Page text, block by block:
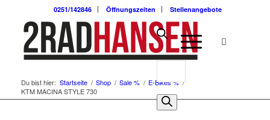
0251/142846 Öffnungszeiten Stellenangebote
Du bist hier: Startseite / Shop / Sale % / E-Bikes % /
KTM MACINA STYLE 730